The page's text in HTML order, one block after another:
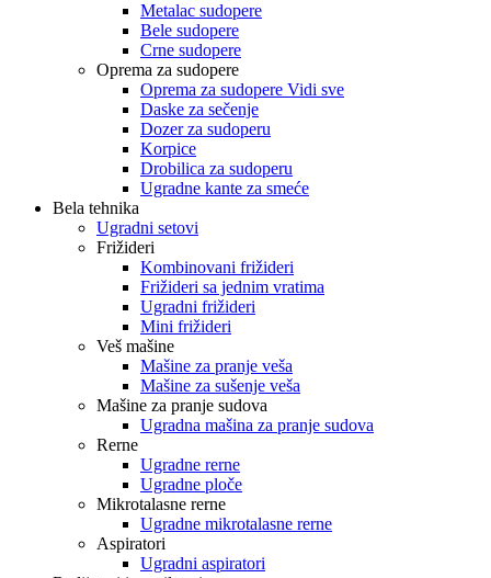
Metalac sudopere
Bele sudopere
Crne sudopere
Oprema za sudopere
Oprema za sudopere Vidi sve
Daske za sečenje
Dozer za sudoperu
Korpice
Drobilica za sudoperu
Ugradne kante za smeće
Bela tehnika
Ugradni setovi
Frižideri
Kombinovani frižideri
Frižideri sa jednim vratima
Ugradni frižideri
Mini frižideri
Veš mašine
Mašine za pranje veša
Mašine za sušenje veša
Mašine za pranje sudova
Ugradna mašina za pranje sudova
Rerne
Ugradne rerne
Ugradne ploče
Mikrotalasne rerne
Ugradne mikrotalasne rerne
Aspiratori
Ugradni aspiratori